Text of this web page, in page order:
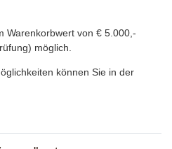
Warenkorbwert von € 5.000,-
möglich.
können Sie in der